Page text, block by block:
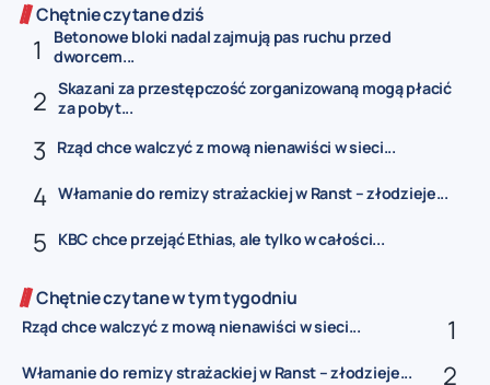
Chętnie czytane dziś
Betonowe bloki nadal zajmują pas ruchu przed
dworcem...
Skazani za przestępczość zorganizowaną mogą płacić
za pobyt...
Rząd chce walczyć z mową nienawiści w sieci...
Włamanie do remizy strażackiej w Ranst – złodzieje...
KBC chce przejąć Ethias, ale tylko w całości...
Chętnie czytane w tym tygodniu
Rząd chce walczyć z mową nienawiści w sieci...
Włamanie do remizy strażackiej w Ranst – złodzieje...